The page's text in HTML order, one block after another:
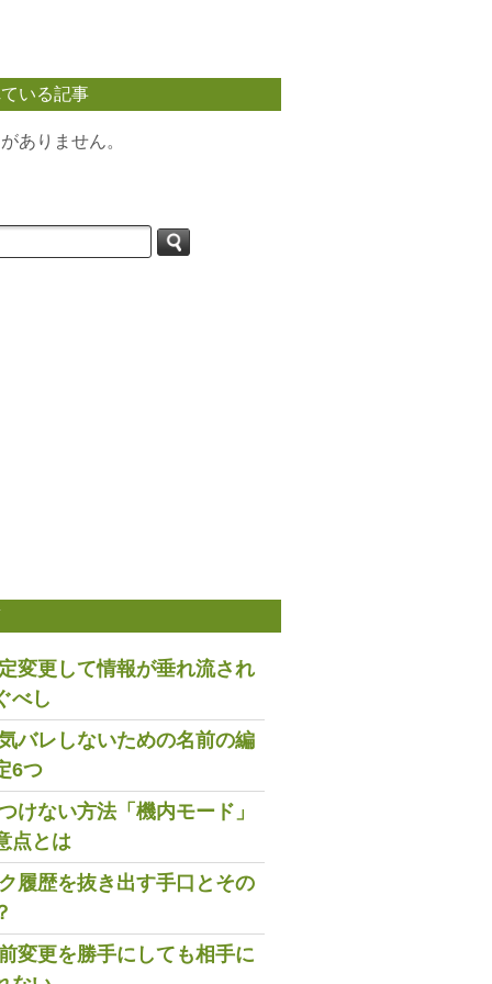
いる記事
ありません。
変更して情報が垂れ流され
べし
バレしないための名前の編
6つ
けない方法「機内モード」
点とは
履歴を抜き出す手口とその
変更を勝手にしても相手に